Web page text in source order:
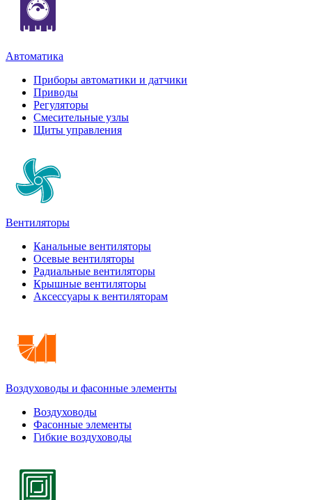
Автоматика
Приборы автоматики и датчики
Приводы
Регуляторы
Смесительные узлы
Щиты управления
Вентиляторы
Канальные вентиляторы
Осевые вентиляторы
Радиальные вентиляторы
Крышные вентиляторы
Аксессуары к вентиляторам
Воздуховоды и фасонные элементы
Воздуховоды
Фасонные элементы
Гибкие воздуховоды